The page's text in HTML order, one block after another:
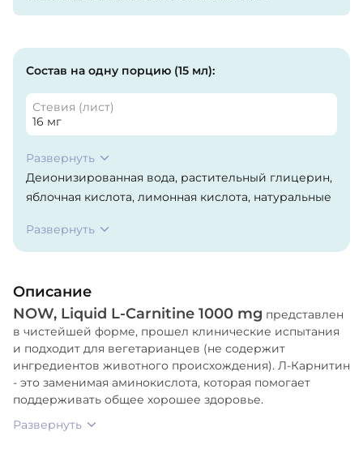
Состав на одну порцию (15 мл):
Стевия (лист)
16 мг
Развернуть
Деионизированная вода, растительный глицерин,
яблочная кислота, лимонная кислота, натуральные
консерванта) и лимонное (Citrus limon) масло.
Развернуть
Описание
NOW, Liquid L-Carnitine 1000 mg представлен
в чистейшей форме, прошел клинические испытания
и подходит для вегетарианцев (не содержит
ингредиентов животного происхождения). Л-Карнитин
- это заменимая аминокислота, которая помогает
поддерживать общее хорошее здоровье.
Развернуть